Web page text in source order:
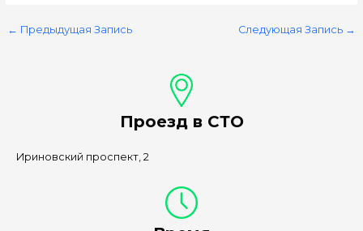
← Предыдущая Запись Следующая Запись →
Проезд в СТО
Ириновский проспект, 2